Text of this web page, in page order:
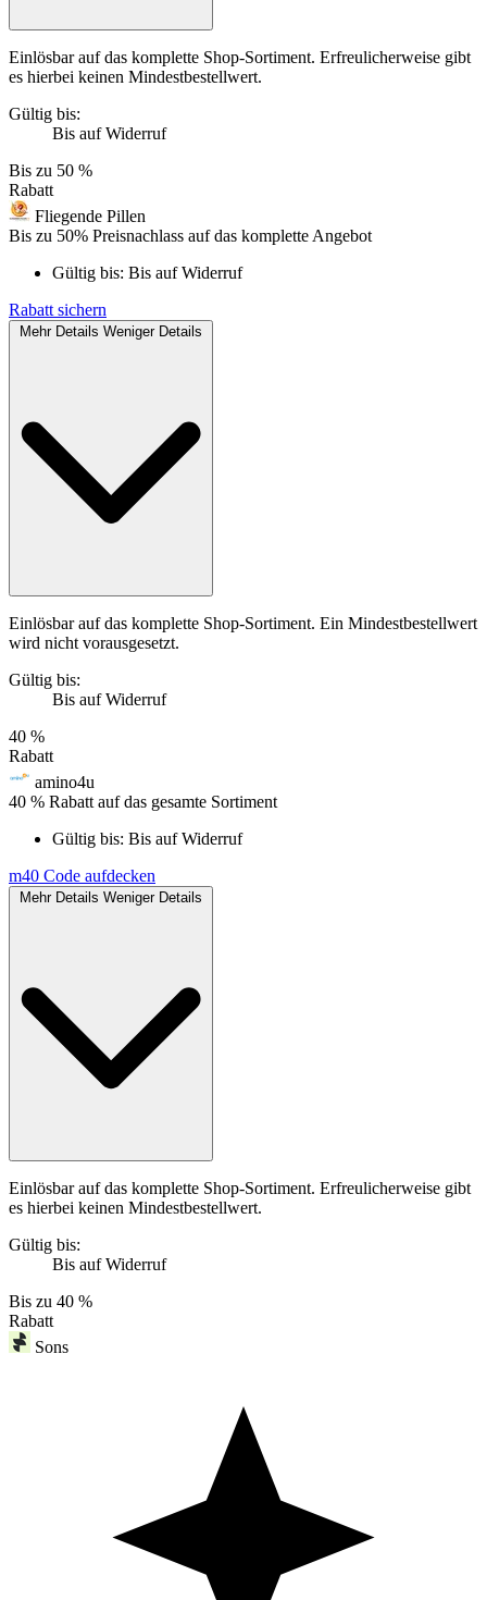
Einlösbar auf das komplette Shop-Sortiment. Erfreulicherweise gibt
es hierbei keinen Mindestbestellwert.
Gültig bis:
Bis auf Widerruf
Bis zu 50 %
Rabatt
Fliegende Pillen
Bis zu 50% Preisnachlass auf das komplette Angebot
Gültig bis: Bis auf Widerruf
Rabatt sichern
Mehr Details Weniger Details
Einlösbar auf das komplette Shop-Sortiment. Ein Mindestbestellwert
wird nicht vorausgesetzt.
Gültig bis:
Bis auf Widerruf
40 %
Rabatt
amino4u
40 % Rabatt auf das gesamte Sortiment
Gültig bis: Bis auf Widerruf
m40 Code aufdecken
Mehr Details Weniger Details
Einlösbar auf das komplette Shop-Sortiment. Erfreulicherweise gibt
es hierbei keinen Mindestbestellwert.
Gültig bis:
Bis auf Widerruf
Bis zu 40 %
Rabatt
Sons